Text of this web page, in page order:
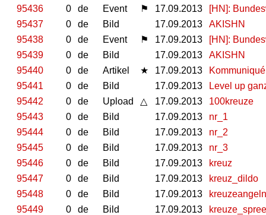
95436
0 de Event ⚑ 17.09.2013
[HN]:
95437
0 de Bild 17.09.2013
AKISHN
95438
0 de Event ⚑ 17.09.2013
[HN]:
95439
0 de Bild 17.09.2013
AKISHN
95440
0 de Artikel ★ 17.09.2013
95441
0 de Bild 17.09.2013
Level up
95442
0 de Upload △ 17.09.2013
100kreuze
95443
0 de Bild 17.09.2013
nr_1
95444
0 de Bild 17.09.2013
nr_2
95445
0 de Bild 17.09.2013
nr_3
95446
0 de Bild 17.09.2013
kreuz
95447
0 de Bild 17.09.2013
kreuz_dildo
95448
0 de Bild 17.09.2013
kreuzeangeln
95449
0 de Bild 17.09.2013